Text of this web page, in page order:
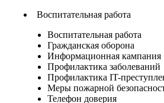
Воспитательная работа
Воспитательная работа
Гражданская оборона
Информационная кампания
Профилактика заболеваний
Профилактика IT-
Меры пожарной
Телефон доверия